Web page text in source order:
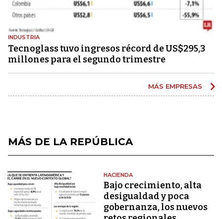
INDUSTRIA
Tecnoglass tuvo ingresos récord de US$295,3
millones para el segundo trimestre
MÁS EMPRESAS
MÁS DE LA REPÚBLICA
HACIENDA
Bajo crecimiento, alta
desigualdad y poca
gobernanza, los nuevos